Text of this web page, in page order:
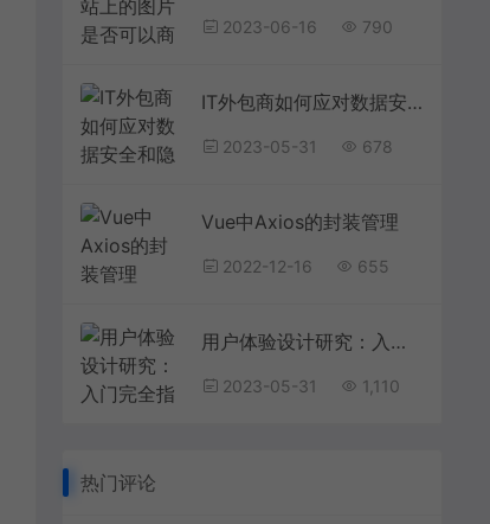
2023-06-16 790
IT外包商如何应对数据安全和隐私保护的挑战？
2023-05-31 678
Vue中Axios的封装管理
2022-12-16 655
用户体验设计研究：入门完全指南
2023-05-31 1,110
热门评论